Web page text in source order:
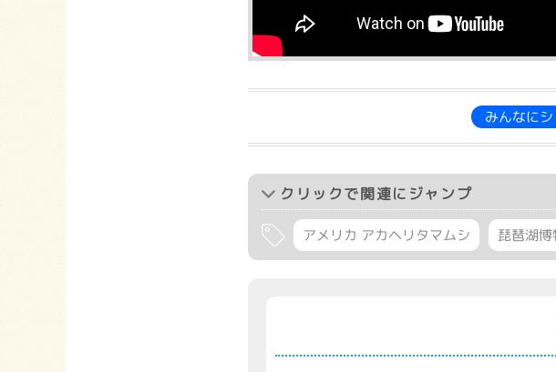
みんなに
クリックで関連にジャンプ
アメリカ アカヘリタマムシ 琵琶湖